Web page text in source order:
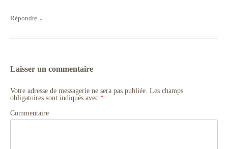
Répondre ↓
Laisser un commentaire
Votre adresse de messagerie ne sera pas publiée. Les champs
obligatoires sont indiqués avec *
Commentaire